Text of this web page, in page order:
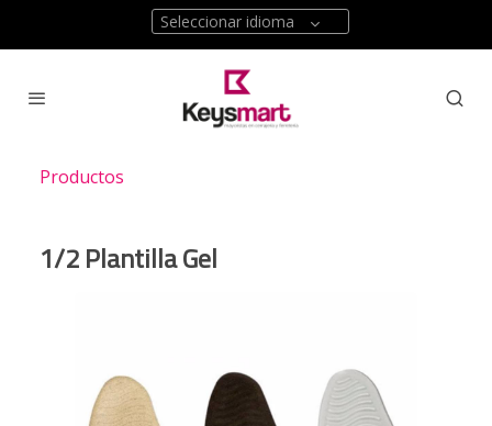
Seleccionar idioma
Productos
1/2 Plantilla Gel